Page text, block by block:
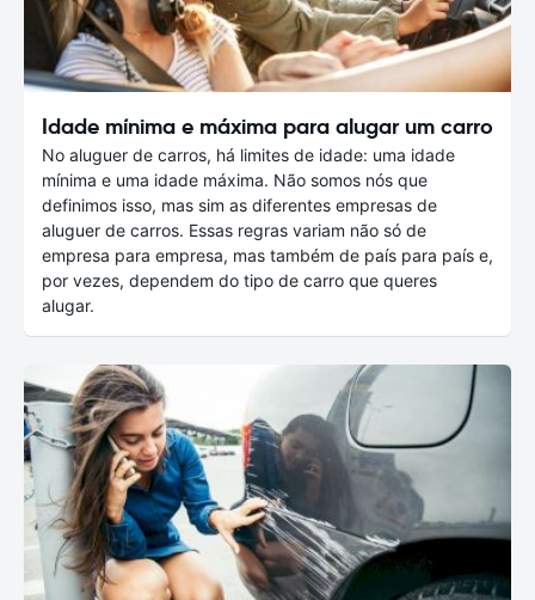
Idade mínima e máxima para alugar um carro
No aluguer de carros, há limites de idade: uma idade
mínima e uma idade máxima. Não somos nós que
definimos isso, mas sim as diferentes empresas de
aluguer de carros. Essas regras variam não só de
empresa para empresa, mas também de país para país e,
por vezes, dependem do tipo de carro que queres
alugar.